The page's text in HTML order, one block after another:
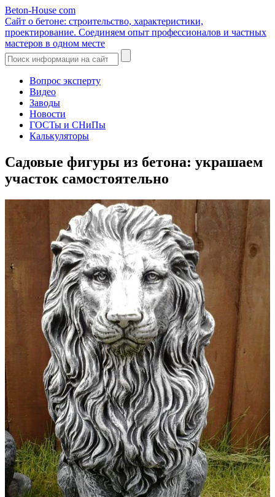
Beton-House com
Сайт о бетоне: строительство, характеристики,
проектирование. Соединяем опыт профессионалов и частных
мастеров в одном месте
Вопрос эксперту
Видео
Заводы
Новости
ГОСТы и СНиПы
Калькуляторы
Садовые фигуры из бетона: украшаем
участок самостоятельно